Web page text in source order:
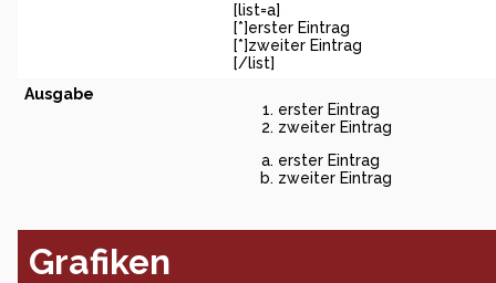
[list=a]
[*]erster Eintrag
[*]zweiter Eintrag
[/list]
Ausgabe
erster Eintrag
zweiter Eintrag
erster Eintrag
zweiter Eintrag
Grafiken